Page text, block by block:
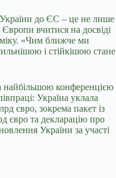
до ЄС – це не лише
вчитися на досвіді
«Чим ближче ми
і стійкішою стане
найбільшою конференцією
Україна уклала
євро, зокрема пакет із
євро та декларацію про
України за участі